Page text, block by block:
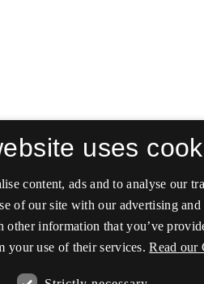
uses
content, ads and to analyse our
of our site with our advertising and
information that you’ve
your use of their services. Read our